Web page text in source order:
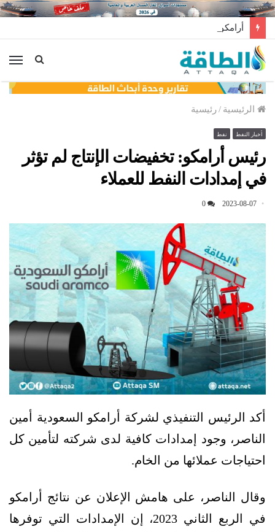
الرئيسية /رئيسية
أخبار النفط نفط
رئيس أرامكو: تخفيضات الإنتاج لم تؤثر
في إمدادات النفط للعملاء
2023-08-07
0
أكد الرئيس التنفيذي لشركة أرامكو السعودية أمين
الناصر، وجود إمدادات كافية لدى شركته لتأمين كل
احتياجات عملائها من الخام.
وقال الناصر، على هامش الإعلان عن نتائج أرامكو
في الربع الثاني 2023، إن الإمدادات التي توفرها